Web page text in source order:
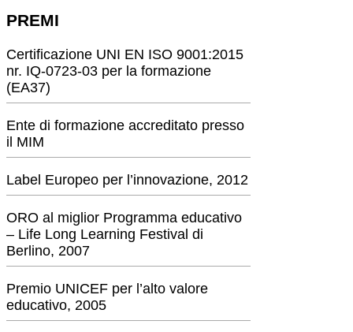
PREMI
Certificazione UNI EN ISO 9001:2015
nr. IQ-0723-03 per la formazione
(EA37)
Ente di formazione accreditato presso
il MIM
Label Europeo per l’innovazione, 2012
ORO al miglior Programma educativo
– Life Long Learning Festival di
Berlino, 2007
Premio UNICEF per l’alto valore
educativo, 2005